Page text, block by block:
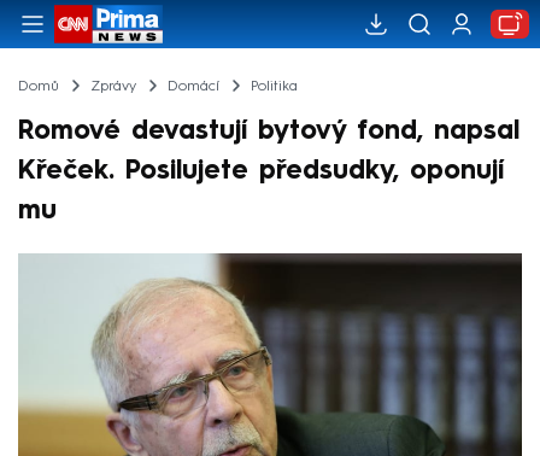
Domů Zprávy Domácí Politika
Romové devastují bytový fond, napsal
Křeček. Posilujete předsudky, oponují
mu